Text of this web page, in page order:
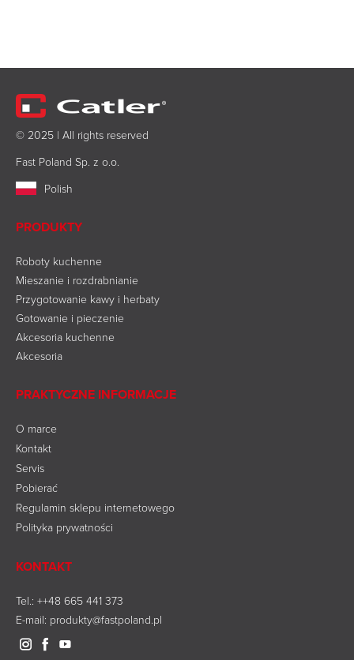
© 2025 | All rights reserved
Fast Poland Sp. z o.o.
Polish
PRODUKTY
Roboty kuchenne
Mieszanie i rozdrabnianie
Przygotowanie kawy i herbaty
Gotowanie i pieczenie
Akcesoria kuchenne
Akcesoria
PRAKTYCZNE INFORMACJE
O marce
Kontakt
Servis
Pobierać
Regulamin sklepu internetowego
Polityka prywatności
KONTAKT
Tel.: ++48 665 441 373
E-mail: produkty@fastpoland.pl